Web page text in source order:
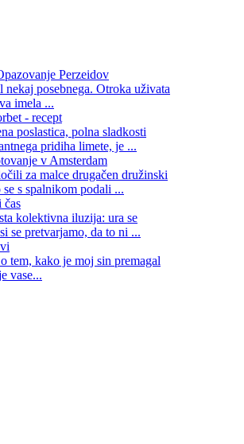
Perzeidov
posebnega. Otroka uživata
imela ...
- recept
poslastica, polna sladkosti
pridiha limete, je ...
v Amsterdam
za malce drugačen družinski
s spalnikom podali ...
čas
kolektivna iluzija: ura se
se pretvarjamo, da to ni ...
tem, kako je moj sin premagal
vase...